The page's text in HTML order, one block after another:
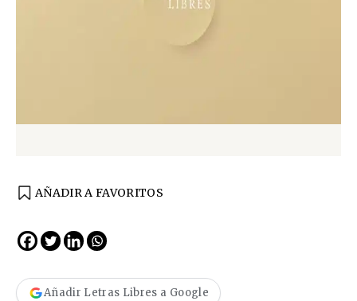
AÑADIR A FAVORITOS
Añadir Letras Libres a Google